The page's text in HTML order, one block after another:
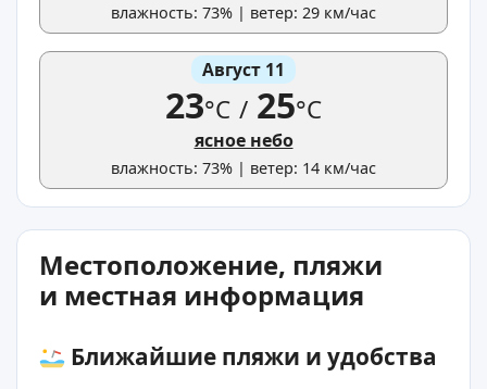
влажность: 73% | ветер: 29 км/час
Август 11
23°C / 25°C
ясное небо
влажность: 73% | ветер: 14 км/час
Местоположение, пляжи
и местная информация
Ближайшие пляжи и удобства